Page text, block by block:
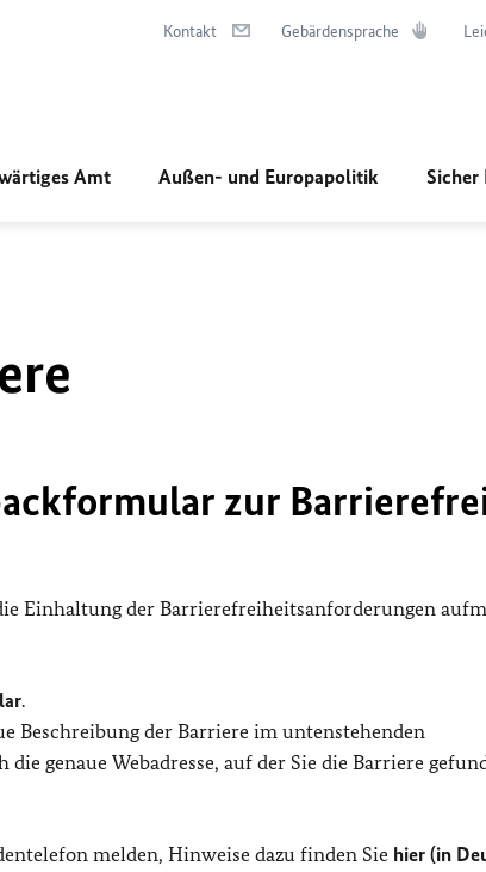
Kontakt Gebärdensprache
Amt Außen- und Europapolitik Sicher
zur
Einhaltung der Barrierefreiheitsanforderungen
.
Beschreibung der Barriere im untenstehenden
genaue Webadresse, auf der Sie die Barriere
melden, Hinweise dazu finden Sie hier (in